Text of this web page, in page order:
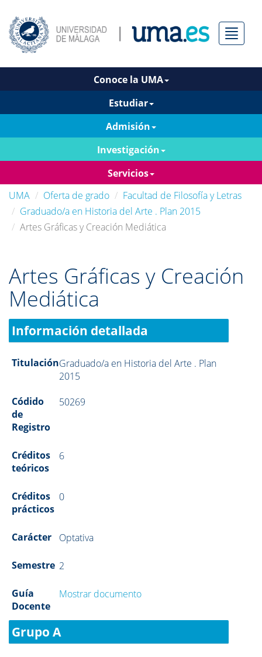
Menú
Conoce la UMA
Estudiar
Admisión
Investigación
Servicios
UMA
Oferta de grado
Facultad de Filosofía y Letras
Graduado/a en Historia del Arte . Plan 2015
Artes Gráficas y Creación Mediática
Artes Gráficas y Creación
Mediática
Información detallada
TitulaciónGraduado/a en Historia del Arte . Plan
2015
Códido
de
Registro
50269
Créditos
teóricos
6
Créditos
prácticos
0
Carácter Optativa
Semestre 2
Guía
Docente
Mostrar documento
Grupo A